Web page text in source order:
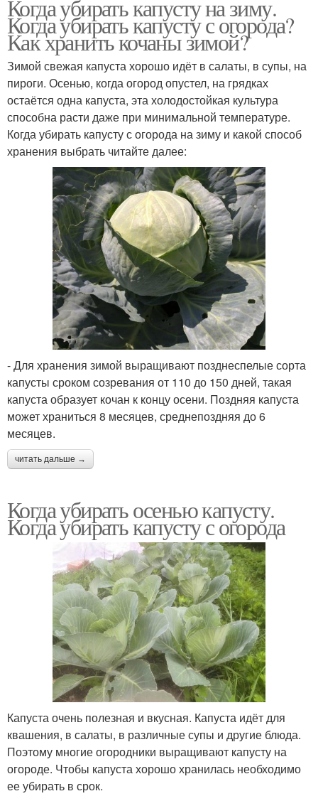
Когда убирать капусту на зиму.
Когда убирать капусту с огорода?
Как хранить кочаны зимой?
Зимой свежая капуста хорошо идёт в салаты, в супы, на
пироги. Осенью, когда огород опустел, на грядках
остаётся одна капуста, эта холодостойкая культура
способна расти даже при минимальной температуре.
Когда убирать капусту с огорода на зиму и какой способ
хранения выбрать читайте далее:
- Для хранения зимой выращивают позднеспелые сорта
капусты сроком созревания от 110 до 150 дней, такая
капуста образует кочан к концу осени. Поздняя капуста
может храниться 8 месяцев, среднепоздняя до 6
месяцев.
читать дальше →
Когда убирать осенью капусту.
Когда убирать капусту с огорода
Капуста очень полезная и вкусная. Капуста идёт для
квашения, в салаты, в различные супы и другие блюда.
Поэтому многие огородники выращивают капусту на
огороде. Чтобы капуста хорошо хранилась необходимо
ее убирать в срок.